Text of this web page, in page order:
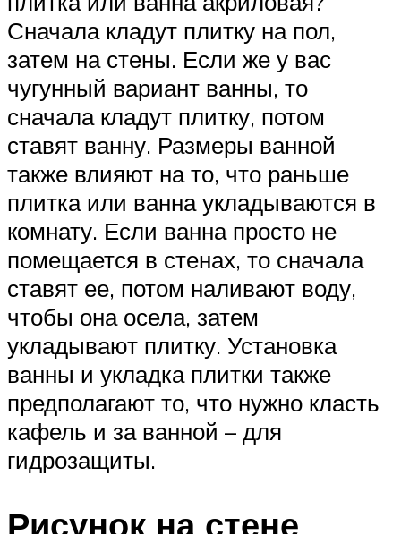
Сначала кладут плитку на пол,
затем на стены. Если же у вас
чугунный вариант ванны, то
сначала кладут плитку, потом
ставят ванну. Размеры ванной
также влияют на то, что раньше
плитка или ванна укладываются в
комнату. Если ванна просто не
помещается в стенах, то сначала
ставят ее, потом наливают воду,
чтобы она осела, затем
укладывают плитку. Установка
ванны и укладка плитки также
предполагают то, что нужно класть
кафель и за ванной – для
гидрозащиты.
Рисунок на стене